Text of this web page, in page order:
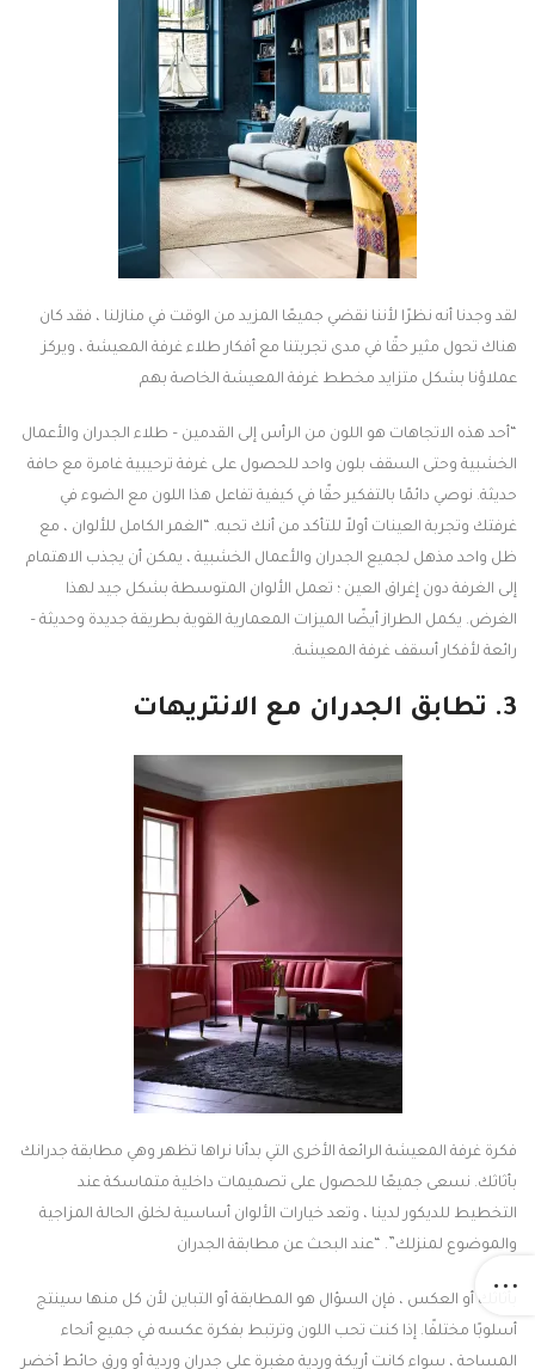
لقد وجدنا أنه نظرًا لأننا نقضي جميعًا المزيد من الوقت في منازلنا ، فقد كان
هناك تحول مثير حقًا في مدى تجربتنا مع أفكار طلاء غرفة المعيشة ، ويركز
عملاؤنا بشكل متزايد مخطط غرفة المعيشة الخاصة بهم
“أحد هذه الاتجاهات هو اللون من الرأس إلى القدمين – طلاء الجدران والأعمال
الخشبية وحتى السقف بلون واحد للحصول على غرفة ترحيبية غامرة مع حافة
حديثة. نوصي دائمًا بالتفكير حقًا في كيفية تفاعل هذا اللون مع الضوء في
غرفتك وتجربة العينات أولاً للتأكد من أنك تحبه. “الغمر الكامل للألوان ، مع
ظل واحد مذهل لجميع الجدران والأعمال الخشبية ، يمكن أن يجذب الاهتمام
إلى الغرفة دون إغراق العين ؛ تعمل الألوان المتوسطة بشكل جيد لهذا
الغرض. يكمل الطراز أيضًا الميزات المعمارية القوية بطريقة جديدة وحديثة –
رائعة لأفكار أسقف غرفة المعيشة.
3. تطابق الجدران مع الانتريهات
فكرة غرفة المعيشة الرائعة الأخرى التي بدأنا نراها تظهر وهي مطابقة جدرانك
بأثاثك. نسعى جميعًا للحصول على تصميمات داخلية متماسكة عند
التخطيط للديكور لدينا ، وتعد خيارات الألوان أساسية لخلق الحالة المزاجية
والموضوع لمنزلك”. “عند البحث عن مطابقة الجدران
بأثاثك أو العكس ، فإن السؤال هو المطابقة أو التباين لأن كل منها سينتج
أسلوبًا مختلفًا. إذا كنت تحب اللون وترتبط بفكرة عكسه في جميع أنحاء
المساحة ، سواء كانت أريكة وردية مغبرة على جدران وردية أو ورق حائط أخضر